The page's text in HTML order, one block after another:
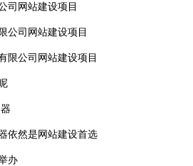
司网站建设项目
公司网站建设项目
限公司网站建设项目
依然是网站建设首选
办